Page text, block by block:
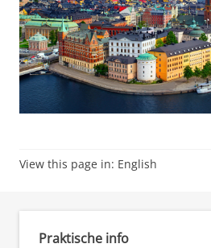
View this page in: English
Praktische info